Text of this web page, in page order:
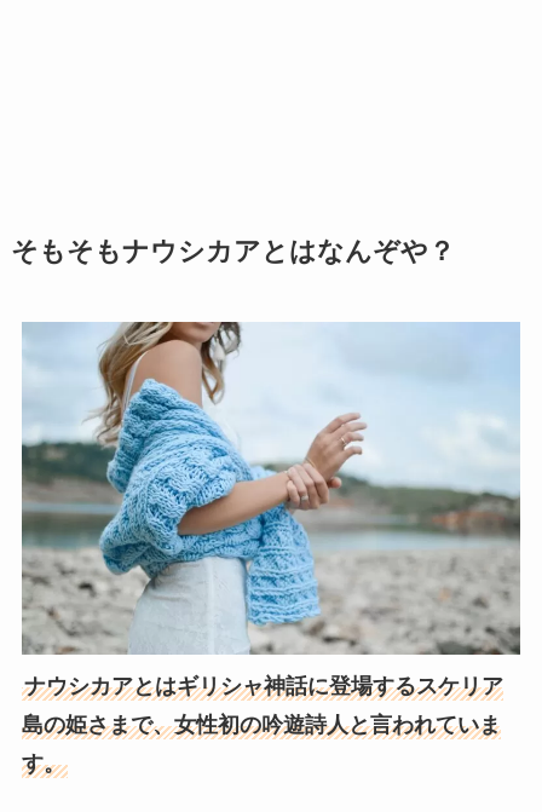
そもそもナウシカアとはなんぞや？
ナウシカアとはギリシャ神話に登場するスケリア
島の姫さまで、女性初の吟遊詩人と言われていま
す。